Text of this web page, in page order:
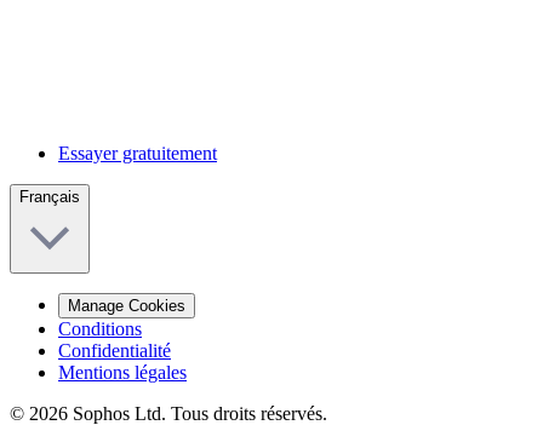
Essayer gratuitement
Français
Manage Cookies
Conditions
Confidentialité
Mentions légales
© 2026 Sophos Ltd. Tous droits réservés.